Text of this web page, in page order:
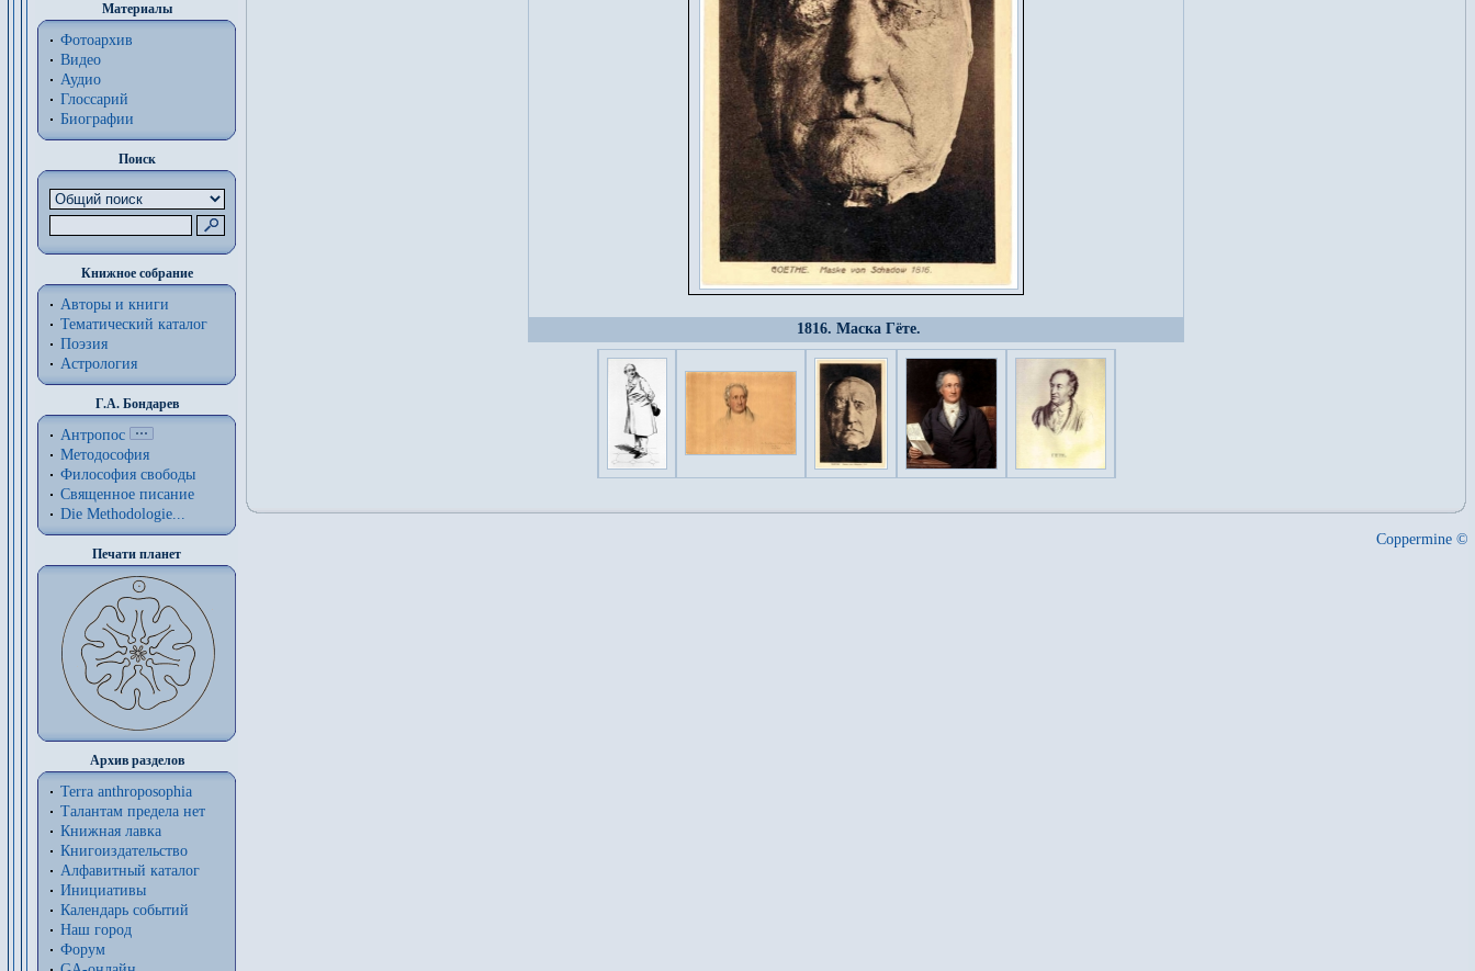
Материалы
Фотоархив
Видео
Аудио
Глоссарий
Биографии
Поиск
Книжное собрание
Авторы и книги
Тематический каталог
Поэзия
Астрология
Г.А. Бондарев
Антропос
Методософия
Философия cвободы
Священное писание
Die Methodologie...
Печати планет
Архив разделов
Terra anthroposophia
Талантам предела нет
Книжная лавка
Книгоиздательство
Алфавитный каталог
Инициативы
Календарь событий
Наш город
Форум
1816. Маска Гёте.
Coppermine ©